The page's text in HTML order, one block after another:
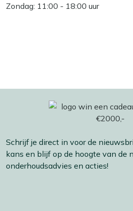
Zondag: 11:00 - 18:00 uur
Schrijf je direct in voor de
kans en blijf op de hoogte van de
onderhoudsadvies en acties!